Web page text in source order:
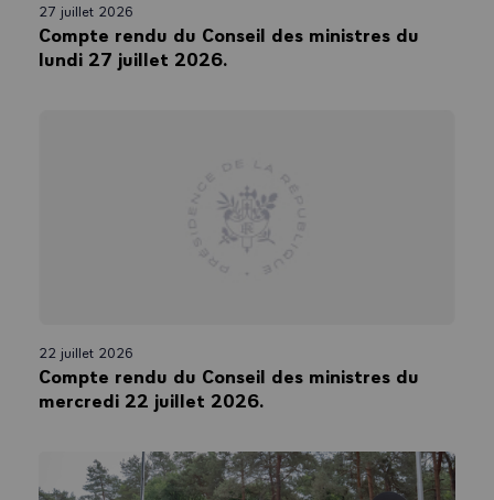
27 juillet 2026
Compte rendu du Conseil des ministres du
lundi 27 juillet 2026.
22 juillet 2026
Compte rendu du Conseil des ministres du
mercredi 22 juillet 2026.